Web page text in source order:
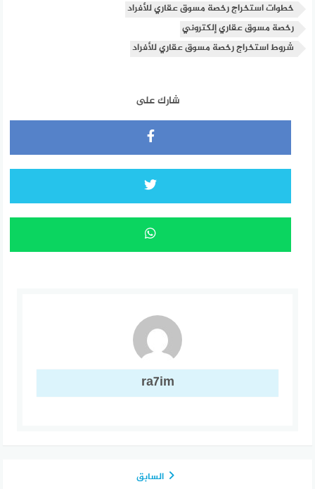
خطوات استخراج رخصة مسوق عقاري للأفراد
رخصة مسوق عقاري إلكتروني
شروط استخراج رخصة مسوق عقاري للأفراد
شارك على
ra7im
السابق